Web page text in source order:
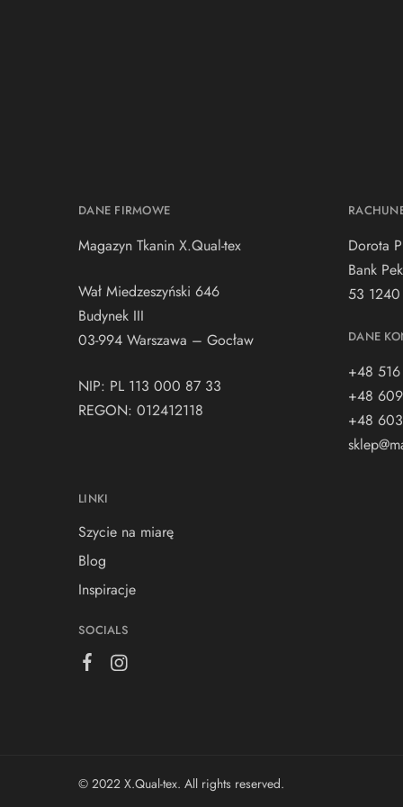
DANE FIRMOWE
Magazyn Tkanin X.Qual-tex
Wał Miedzeszyński 646
Budynek III
03-994 Warszawa – Gocław
NIP: PL 113 000 87 33
REGON: 012412118
LINKI
Szycie na miarę
Blog
Inspiracje
SOCIALS
Dorota
Bank
53
DANE
+48
+48
+48
© 2022 X.Qual-tex. All rights reserved.